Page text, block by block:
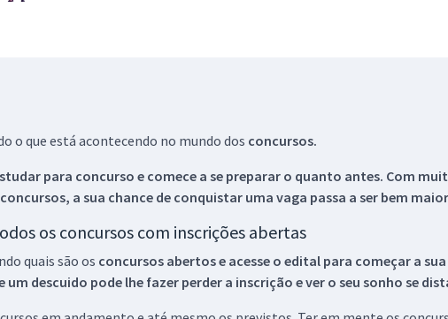
o que está acontecendo no mundo dos concursos.
para concurso e comece a se preparar o quanto antes. Com
concursos, a sua chance de conquistar uma vaga passa a ser bem
os concursos com inscrições abertas
quais são os concursos abertos e acesse o edital para começar a
descuido pode lhe fazer perder a inscrição e ver o seu sonho se